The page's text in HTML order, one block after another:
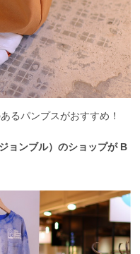
るパンプスがおすすめ！
ンブル）のショップが B